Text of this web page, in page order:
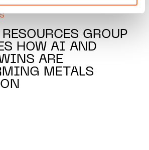
cookieset notrePolitique de
GROUP
HOW AI AND
ARE
METALS